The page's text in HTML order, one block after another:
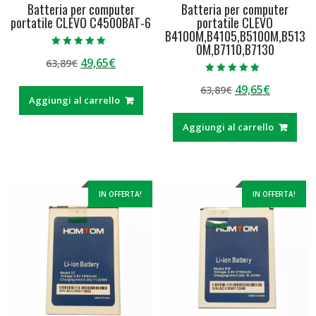
Batteria per computer
portatile CLEVO C4500BAT-6
5.00
su 5
63,89€ Il
originale
era:
49,65€Il
attuale
è:
Aggiungi al carrello
Batteria per computer
portatile CLEVO
B4100M,B4105,B5100M,B513
0M,B7110,B7130
5.00
su 5
63,89€ Il
originale
era:
49,65€Il
attuale
è:
Aggiungi al carrello
IN OFFERTA! IN OFFERTA!